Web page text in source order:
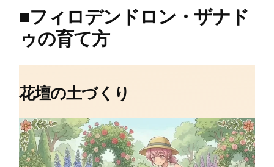
■フィロデンドロン・ザナド
ゥの育て方
花壇の土づくり